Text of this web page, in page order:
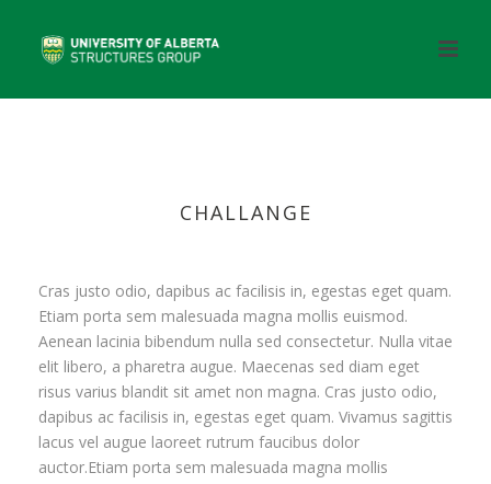
CHALLANGE
Cras justo odio, dapibus ac facilisis in, egestas eget quam.
Etiam porta sem malesuada magna mollis euismod.
Aenean lacinia bibendum nulla sed consectetur. Nulla vitae
elit libero, a pharetra augue. Maecenas sed diam eget
risus varius blandit sit amet non magna. Cras justo odio,
dapibus ac facilisis in, egestas eget quam. Vivamus sagittis
lacus vel augue laoreet rutrum faucibus dolor
auctor.Etiam porta sem malesuada magna mollis